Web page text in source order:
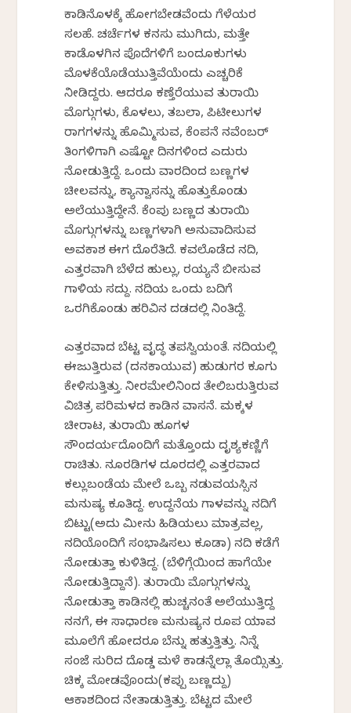
ಕಾಡಿನೊಳಕ್ಕೆ ಹೋಗಬೇಡವೆಂದು ಗೆಳೆಯರ
ಸಲಹೆ. ಚರ್ಚೆಗಳ ಕನಸು ಮುಗಿದು, ಮತ್ತೇ
ಕಾಡೊಳಗಿನ ಪೊದೆಗಳಿಗೆ ಬಂದೂಕುಗಳು
ಮೊಳಕೆಯೊಡೆಯುತ್ತಿವೆಯೆಂದು ಎಚ್ಚರಿಕೆ
ನೀಡಿದ್ದರು. ಆದರೂ ಕಣ್ತೆರೆಯುವ ತುರಾಯಿ
ಮೊಗ್ಗುಗಳು, ಕೊಳಲು, ತಬಲಾ, ಪಿಟೀಲುಗಳ
ರಾಗಗಳನ್ನು ಹೊಮ್ಮಿಸುವ, ಕೆಂಪನೆ ನವೆಂಬರ್
ತಿಂಗಳಿಗಾಗಿ ಎಷ್ಟೋ ದಿನಗಳಿಂದ ಎದುರು
ನೋಡುತ್ತಿದ್ದೆ. ಒಂದು ವಾರದಿಂದ ಬಣ್ಣಗಳ
ಚೀಲವನ್ನು, ಕ್ಯಾನ್ವಾಸನ್ನು ಹೊತ್ತುಕೊಂಡು
ಅಲೆಯುತ್ತಿದ್ದೇನೆ. ಕೆಂಪು ಬಣ್ಣದ ತುರಾಯಿ
ಮೊಗ್ಗುಗಳನ್ನು ಬಣ್ಣಗಳಾಗಿ ಅನುವಾದಿಸುವ
ಅವಕಾಶ ಈಗ ದೊರೆತಿದೆ. ಕವಲೊಡೆದ ನದಿ,
ಎತ್ತರವಾಗಿ ಬೆಳೆದ ಹುಲ್ಲು, ರಯ್ಯನೆ ಬೀಸುವ
ಗಾಳಿಯ ಸದ್ದು. ನದಿಯ ಒಂದು ಬದಿಗೆ
ಒರಗಿಕೊಂಡು ಹರಿವಿನ ದಡದಲ್ಲಿ ನಿಂತಿದ್ದೆ.
ಎತ್ತರವಾದ ಬೆಟ್ಟ ವೃದ್ಧ ತಪಸ್ವಿಯಂತೆ. ನದಿಯಲ್ಲಿ
ಈಜುತ್ತಿರುವ (ದನಕಾಯುವ) ಹುಡುಗರ ಕೂಗು
ಕೇಳಿಸುತ್ತಿತ್ತು. ನೀರಮೇಲಿನಿಂದ ತೇಲಿಬರುತ್ತಿರುವ
ವಿಚಿತ್ರ ಪರಿಮಳದ ಕಾಡಿನ ವಾಸನೆ. ಮಕ್ಕಳ
ಚೀರಾಟ, ತುರಾಯಿ ಹೂಗಳ
ಸೌಂದರ್ಯದೊಂದಿಗೆ ಮತ್ತೊಂದು ದೃಶ್ಯಕಣ್ಣಿಗೆ
ರಾಚಿತು. ನೂರಡಿಗಳ ದೂರದಲ್ಲಿ ಎತ್ತರವಾದ
ಕಲ್ಲುಬಂಡೆಯ ಮೇಲೆ ಒಬ್ಬ ನಡುವಯಸ್ಸಿನ
ಮನುಷ್ಯ ಕೂತಿದ್ದ. ಉದ್ದನೆಯ ಗಾಳವನ್ನು ನದಿಗೆ
ಬಿಟ್ಟು(ಅದು ಮೀನು ಹಿಡಿಯಲು ಮಾತ್ರವಲ್ಲ,
ನದಿಯೊಂದಿಗೆ ಸಂಭಾಷಿಸಲು ಕೂಡಾ) ನದಿ ಕಡೆಗೆ
ನೋಡುತ್ತಾ ಕುಳಿತಿದ್ದ. (ಬೆಳಿಗ್ಗೆಯಿಂದ ಹಾಗೆಯೇ
ನೋಡುತ್ತಿದ್ದಾನೆ). ತುರಾಯಿ ಮೊಗ್ಗುಗಳನ್ನು
ನೋಡುತ್ತಾ ಕಾಡಿನಲ್ಲಿ ಹುಚ್ಚನಂತೆ ಅಲೆಯುತ್ತಿದ್ದ
ನನಗೆ, ಈ ಸಾಧಾರಣ ಮನುಷ್ಯನ ರೂಪ ಯಾವ
ಮೂಲೆಗೆ ಹೋದರೂ ಬೆನ್ನು ಹತ್ತುತ್ತಿತ್ತು. ನಿನ್ನೆ
ಸಂಜೆ ಸುರಿದ ದೊಡ್ಡ ಮಳೆ ಕಾಡನ್ನೆಲ್ಲಾ ತೊಯ್ಸಿತ್ತು.
ಚಿಕ್ಕ ಮೋಡವೊಂದು(ಕಪ್ಪು ಬಣ್ಣದ್ದು)
ಆಕಾಶದಿಂದ ನೇತಾಡುತ್ತಿತ್ತು. ಬೆಟ್ಟದ ಮೇಲೆ